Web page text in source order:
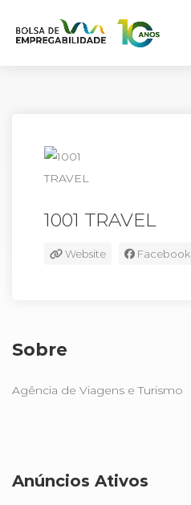
1001 TRAVEL
Website Facebook
Sobre
Agência de Viagens e Turismo
Anúncios Ativos